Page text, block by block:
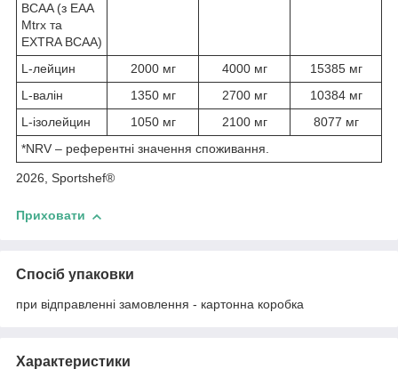
BCAA (з EAA
Mtrx та
EXTRA BCAA)
L-лейцин 2000 мг 4000 мг
15385 мг
L-валін
1350 мг 2700 мг
10384 мг
L-ізолейцин
1050 мг 2100 мг
8077 мг
*NRV – референтні значення споживання.
2026, Sportshef®
Приховати
Спосіб упаковки
при відправленні замовлення - картонна коробка
Характеристики